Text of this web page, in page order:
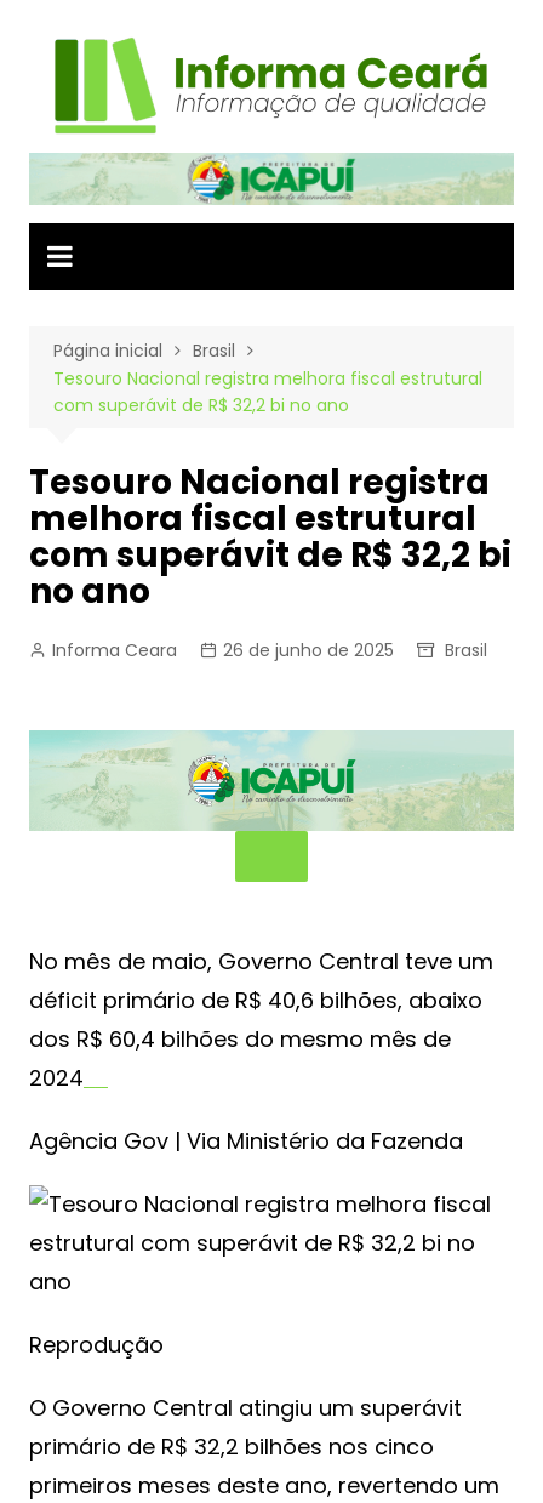
Página inicial
Brasil
Tesouro Nacional registra melhora fiscal estrutural
com superávit de R$ 32,2 bi no ano
Tesouro Nacional registra
melhora fiscal estrutural
com superávit de R$ 32,2 bi
no ano
Informa Ceara 26 de junho de 2025 Brasil
No mês de maio, Governo Central teve um
déficit primário de R$ 40,6 bilhões, abaixo
dos R$ 60,4 bilhões do mesmo mês de
2024
Agência Gov | Via Ministério da Fazenda
Reprodução
O Governo Central atingiu um superávit
primário de R$ 32,2 bilhões nos cinco
primeiros meses deste ano, revertendo um